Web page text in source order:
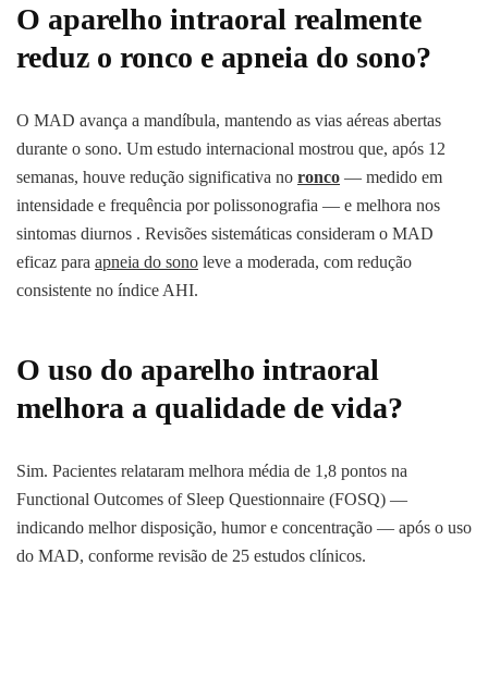
O aparelho intraoral realmente
reduz o ronco e apneia do sono?
O MAD avança a mandíbula, mantendo as vias aéreas abertas
durante o sono. Um estudo internacional mostrou que, após 12
semanas, houve redução significativa no ronco — medido em
intensidade e frequência por polissonografia — e melhora nos
sintomas diurnos . Revisões sistemáticas consideram o MAD
eficaz para apneia do sono leve a moderada, com redução
consistente no índice AHI.
O uso do aparelho intraoral
melhora a qualidade de vida?
Sim. Pacientes relataram melhora média de 1,8 pontos na
Functional Outcomes of Sleep Questionnaire (FOSQ) —
indicando melhor disposição, humor e concentração — após o uso
do MAD, conforme revisão de 25 estudos clínicos.